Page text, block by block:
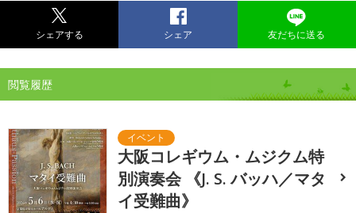
シェアする シェア 友だちに送る
閲覧履歴
大阪コレギウム・ムジクム特
別演奏会 《J. S. バッハ／マタ
イ受難曲》